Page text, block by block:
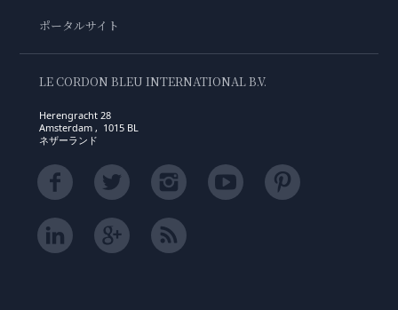
ポータルサイト
LE CORDON BLEU INTERNATIONAL B.V.
Herengracht 28
Amsterdam , 1015 BL
ネザーランド